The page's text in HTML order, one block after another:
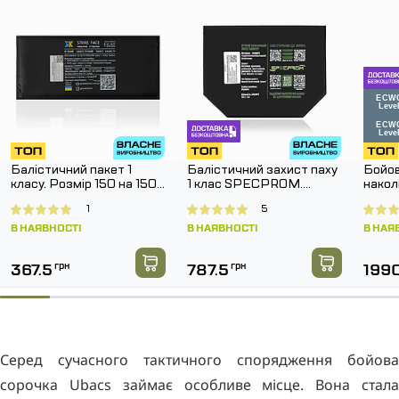
Балістичний пакет 1
класу. Розмір 150 на 150
В НАЯВНОСТІ
1
367.5 грн
Балістичний захист паху
1 клас SPECPROM.
В НАЯВНОСТІ
5
787.5 грн
В
Серед сучасного тактичного спорядження бойова
сорочка Ubacs займає особливе місце. Вона стала